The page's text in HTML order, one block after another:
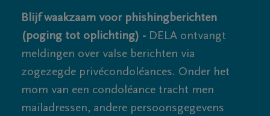
Blijf waakzaam voor phishingberichten
(poging tot oplichting) - DELA ontvangt
meldingen over valse berichten via
zogezegde privécondoléances. Onder het
mom van een condoléance tracht men
mailadressen, andere persoonsgegevens